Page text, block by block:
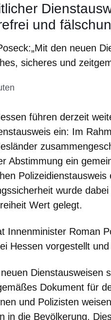
und
den neuen
sicheres und
führen derzeit
ein: Im
Abstimmung ein
wurde
Wert gelegt.
Innenminister Roman
Hessen vorgestellt
Dienstausweisen
Dokument für
und Polizisten
in die Bevölkerung.